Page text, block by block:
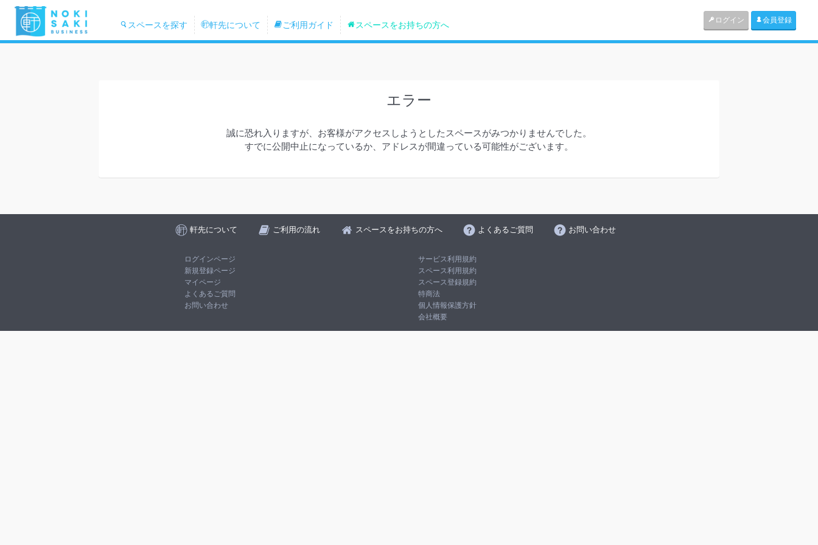
スペースを探す 軒先について ご利用ガイド スペースをお持ちの方へ ログイン 会員登録
エラー
誠に恐れ入りますが、お客様がアクセスしようとしたスペースがみつかりませんでした。
すでに公開中止になっているか、アドレスが間違っている可能性がございます。
軒先について ご利用の流れ スペースをお持ちの方へ よくあるご質問 お問い合わせ
ログインページ
新規登録ページ
マイページ
よくあるご質問
お問い合わせ
サービス利用規約
スペース利用規約
スペース登録規約
特商法
個人情報保護方針
会社概要